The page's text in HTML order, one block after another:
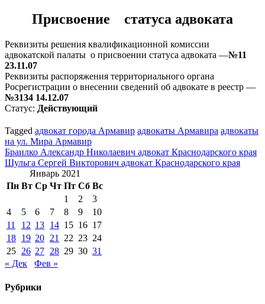
Присвоение статуса адвоката
Реквизиты решения квалификационной комиссии
адвокатской палаты о присвоении статуса адвоката —№11
23.11.07
Реквизиты распоряжения территориального органа
Росрегистрации о внесении сведений об адвокате в реестр —
№3134 14.12.07
Статус: Действующий
Tagged адвокат города Армавир адвокаты Армавира адвокаты
на ул. Мира Армавир
Навигация
по
записям
Браилко Александр Николаевич адвокат Краснодарского края
Шульга Сергей Викторович адвокат Краснодарского края
Январь 2021
Пн Вт Ср Чт Пт Сб Вс
1
2
3
4
5 6 7 8 9
10
11
12 13 14 15 16 17
18 19 20 21 22 23 24
25 26 27 28 29 30 31
« Дек
Фев »
Рубрики